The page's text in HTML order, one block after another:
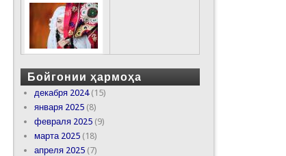
Бойгонии ҳармоҳа
декабря 2024(15)
января 2025(8)
февраля 2025(9)
марта 2025(18)
апреля 2025(7)